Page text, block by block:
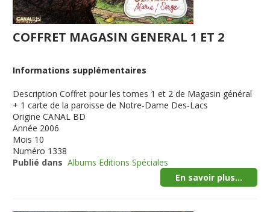
COFFRET MAGASIN GENERAL 1 ET 2
Informations supplémentaires
Description Coffret pour les tomes 1 et 2 de Magasin général
+ 1 carte de la paroisse de Notre-Dame Des-Lacs
Origine CANAL BD
Année 2006
Mois 10
Numéro 1338
Publié dans Albums Editions Spéciales
En savoir plus...